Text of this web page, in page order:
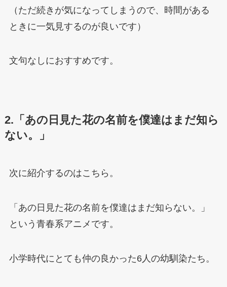
（ただ続きが気になってしまうので、時間がある
ときに一気見するのが良いです）
文句なしにおすすめです。
2.「あの日見た花の名前を僕達はまだ知ら
ない。」
次に紹介するのはこちら。
「あの日見た花の名前を僕達はまだ知らない。」
という青春系アニメです。
小学時代にとても仲の良かった6人の幼馴染たち。